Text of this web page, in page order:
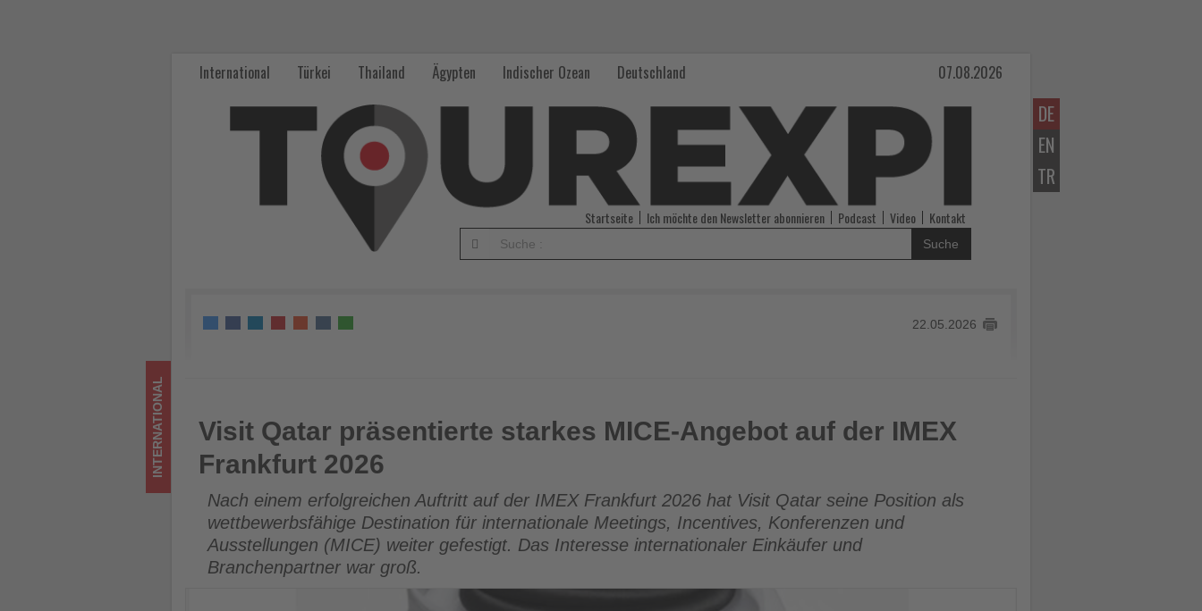
DE
EN
TR
International Türkei Thailand Ägypten Indischer Ozean Deutschland 07.08.2026
Startseite Ich möchte den Newsletter abonnieren Podcast Video Kontakt
Suche
22.05.2026
Visit Qatar präsentierte starkes MICE-Angebot auf der IMEX Frankfurt 2026
INTERNATIONAL
Visit Qatar präsentierte starkes MICE-Angebot auf der IMEX
Frankfurt 2026
Nach einem erfolgreichen Auftritt auf der IMEX Frankfurt 2026 hat Visit Qatar seine Position als
wettbewerbsfähige Destination für internationale Meetings, Incentives, Konferenzen und
Ausstellungen (MICE) weiter gefestigt. Das Interesse internationaler Einkäufer und
Branchenpartner war groß.